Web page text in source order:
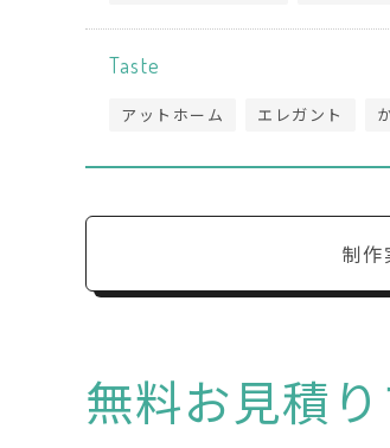
Taste
アットホーム エレガント
制作
無料お見積